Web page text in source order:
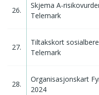
26.
Skjema A-
Telemark
27.
Tiltakskort
Telemark
28.
Organisasjonskart
2024